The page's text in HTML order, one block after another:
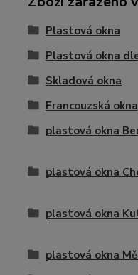
Plastová okna
Plastová okna
Skladová okna
Francouzská okna
plastová okna
plastová okna
plastová okna
plastová okna